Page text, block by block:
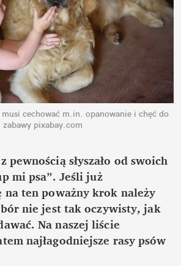
musi cechować m.in. opanowanie i chęć do
zabawy pixabay.com
słyszało od swoich
mi psa”. Jeśli już
na ten poważny krok należy
nie jest tak oczywisty, jak
Na naszej liście
najłagodniejsze rasy psów